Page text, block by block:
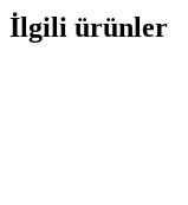
İlgili ürünler